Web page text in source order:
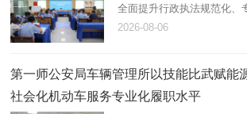
全面提升行政执法规范化、
日，第一师阿拉尔市应急管
名执法人员全员参与。
2026-08-06
第一师公安局车辆管理所以技能比武赋能
社会化机动车服务专业化履职水平